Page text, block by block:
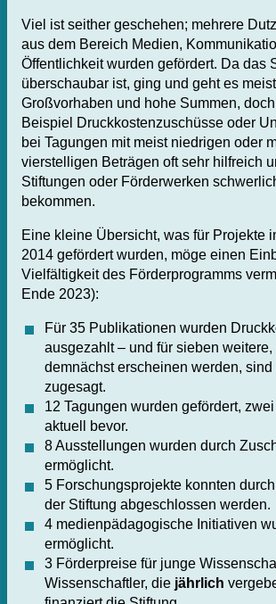
Viel ist seither geschehen; mehrere
aus dem Bereich Medien,
Öffentlichkeit wurden gefördert. Da das
überschaubar ist, ging und geht es
Großvorhaben und hohe Summen,
Beispiel Druckkostenzuschüsse oder
bei Tagungen mit meist niedrigen oder
vierstelligen Beträgen oft sehr hilfreich
Stiftungen oder Förderwerken
bekommen.
Eine kleine Übersicht, was für Projekte
2014 gefördert wurden, möge einen
Vielfältigkeit des Förderprogramms
Ende 2023):
Für 35 Publikationen wurden
ausgezahlt – und für sieben weitere,
demnächst erscheinen werden, sind
zugesagt.
12 Tagungen wurden gefördert,
aktuell bevor.
8 Ausstellungen wurden durch
ermöglicht.
5 Forschungsprojekte konnten
der Stiftung abgeschlossen werden.
4 medienpädagogische Initiativen
ermöglicht.
3 Förderpreise für junge
Wissenschaftler, diejährlich